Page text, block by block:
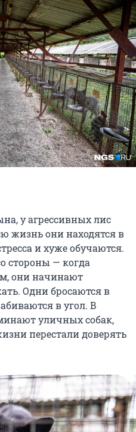
у агрессивных лис
жизнь они находятся в
и хуже обучаются.
стороны — когда
они начинают
Одни бросаются в
в угол. В
уличных собак,
перестали доверять